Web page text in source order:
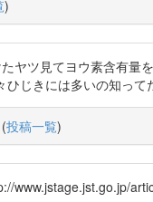
)
ヤツ見てヨウ素含有
じきには多いの知っ
(投稿一覧)
www.jstage.jst.go.jp/